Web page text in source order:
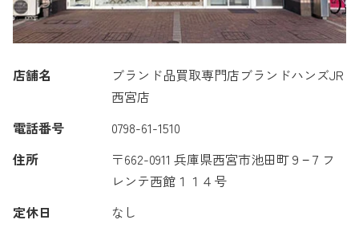
店舗名
ブランド品買取専門店ブランドハンズJR
西宮店
電話番号
0798-61-1510
住所
〒662-0911 兵庫県西宮市池田町９−７フ
レンテ西館１１４号
定休日
なし